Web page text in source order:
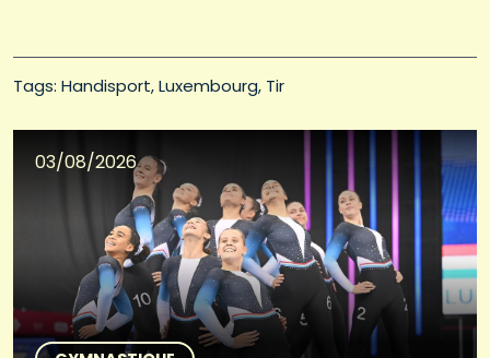
Tags: Handisport Luxembourg Tir
03/08/2026